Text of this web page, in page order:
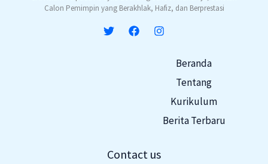
Calon Pemimpin yang Berakhlak, Hafiz, dan Berprestasi
Beranda
Tentang
Kurikulum
Berita Terbaru
Contact us